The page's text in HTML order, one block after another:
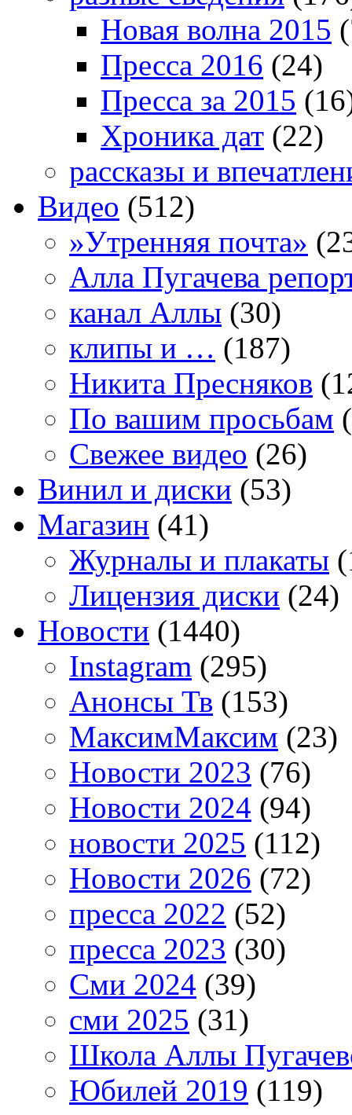
Новая волна 2015
Пресса 2016 (24)
Пресса за 2015
Хроника дат (22)
рассказы и
Видео (512)
»Утренняя почта»
Алла Пугачева
канал Аллы (30)
клипы и … (187)
Никита Пресняков
По вашим просьбам
Свежее видео (26)
Винил и диски (53)
Магазин (41)
Журналы и плакаты
Лицензия диски (24)
Новости (1440)
Instagram (295)
Анонсы Тв (153)
МаксимМаксим (23)
Новости 2023 (76)
Новости 2024 (94)
новости 2025 (112)
Новости 2026 (72)
пресса 2022 (52)
пресса 2023 (30)
Сми 2024 (39)
сми 2025 (31)
Школа Аллы
Юбилей 2019 (119)